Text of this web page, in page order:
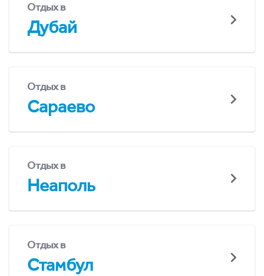
Отдых в
Дубай
Отдых в
Сараево
Отдых в
Неаполь
Отдых в
Стамбул